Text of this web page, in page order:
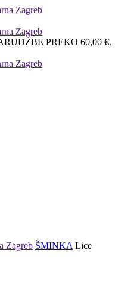
PREKO 60,00 €.
Zagreb ŠMINKA Lice